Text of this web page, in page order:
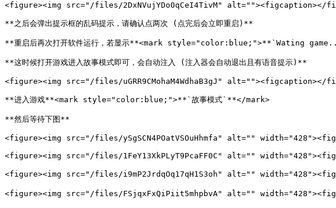
<figure><img src="/files/2DxNVujYDo0qCeI4TivM" alt=""><figcaption></
**之后会弹出提示框的乱码提示，请确认点两次 (点完后会立即重启)**
**重启后再次打开软件运行，若显示**<mark style="color:blue;">**`Wating
**这时候打开游戏进入故事模式即可，会自动注入 (注入器会自动退出且有语音提示)**
<figure><img src="/files/uGRR9CMohaM4WdhaB3gJ"
**进入游戏**<mark style="color:blue;">**`故事模式`**</mark>
**然后等待下图**
<figure><img src="/files/ySgSCN4POatVSOuHhmfa" alt=""
<figure><img src="/files/1FeY13XkPLyT9PcaFF0C" alt=""
<figure><img src="/files/i9mP2JrdqOq17qH1S3oh" alt=""
<figure><img src="/files/FSjqxFxQiPiit5mhpbvA" alt=""